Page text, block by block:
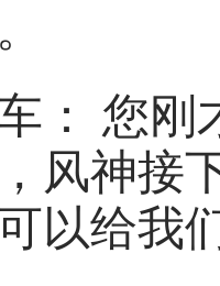
您刚
风神接
以给我